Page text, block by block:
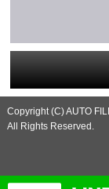
Copyright (C) AUTO
All Rights Reserved.